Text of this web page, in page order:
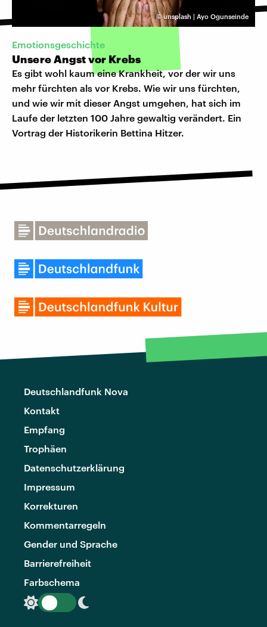
©unsplash | Ayo Ogunseinde
Emotionsgeschichte
Unsere Angst vor Krebs
Es gibt wohl kaum eine Krankheit, vor der wir uns
mehr fürchten als vor Krebs. Wie wir uns fürchten,
und wie wir mit dieser Angst umgehen, hat sich im
Laufe der letzten 100 Jahre gewaltig verändert. Ein
Vortrag der Historikerin Bettina Hitzer.
Deutschlandfunk Nova
Kontakt
Empfang
Trophäen
Datenschutzerklärung
Impressum
Korrekturen
Kommentarregeln
Gender und Sprache
Barrierefreiheit
Farbschema